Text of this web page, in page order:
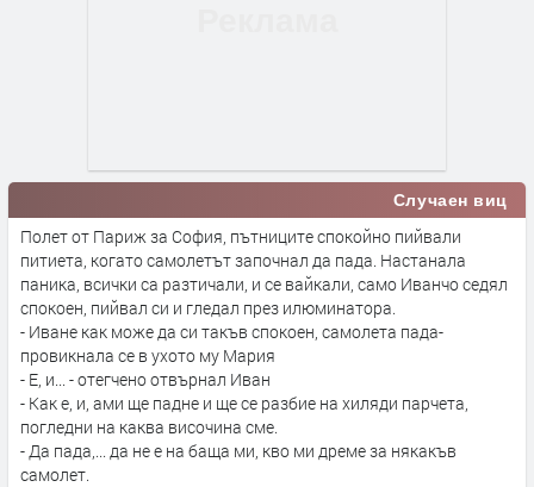
Случаен виц
Полет от Париж за София, пътниците спокойно пийвали
питиета, когато самолетът започнал да пада. Настанала
паника, всички са разтичали, и се вайкали, само Иванчо седял
спокоен, пийвал си и гледал през илюминатора.
- Иване как може да си такъв спокоен, самолета пада-
провикнала се в ухото му Мария
- Е, и... - отегчено отвърнал Иван
- Как е, и, ами ще падне и ще се разбие на хиляди парчета,
погледни на каква височина сме.
- Да пада,... да не е на баща ми, кво ми дреме за някакъв
самолет.